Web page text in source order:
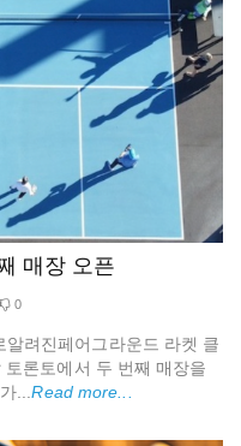
매장 오픈
0
려진페어그라운드 라켓 클
론토에서 두 번째 매장을
...Read more...